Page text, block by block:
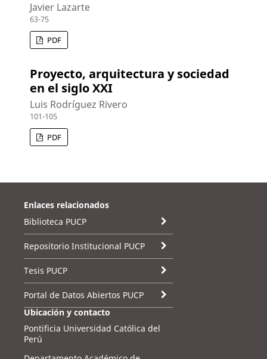
Javier Lazarte
63-75
PDF
Proyecto, arquitectura y sociedad
en el siglo XXI
Luis Rodríguez Rivero
101-105
PDF
Enlaces relacionados
Biblioteca PUCP
Repositorio Institucional PUCP
Tesis PUCP
Portal de Datos Abiertos PUCP
Ubicación y contacto
Pontificia Universidad Católica del
Perú